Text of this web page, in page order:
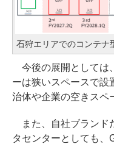
石狩エリアでのコンテナ
今後の展開としては
ーは狭いスペースで設
治体や企業の空きスペ
また、自社ブランド
タセンターとしても、